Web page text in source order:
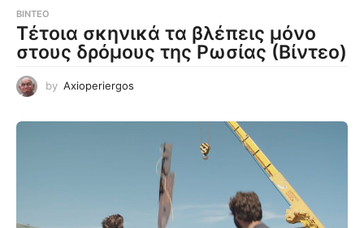
ΒΊΝΤΕΟ
Τέτοια σκηνικά τα βλέπεις μόνο
στους δρόμους της Ρωσίας (Βίντεο)
by Axioperiergos